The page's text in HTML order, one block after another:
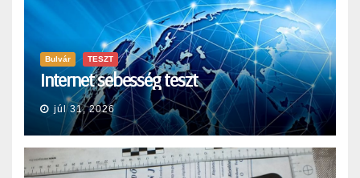
Bulvár TESZT
Internet sebesség teszt
júl 31, 2026